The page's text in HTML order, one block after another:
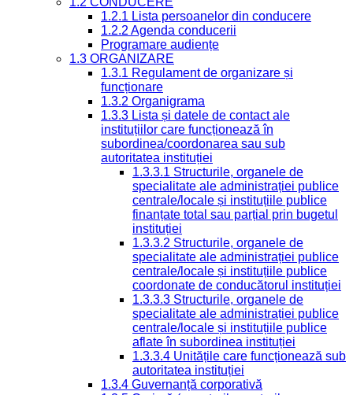
1.2.1 Lista persoanelor din conducere
1.2.2 Agenda conducerii
Programare audiențe
1.3 ORGANIZARE
1.3.1 Regulament de organizare și
funcționare
1.3.2 Organigrama
1.3.3 Lista și datele de contact ale
instituțiilor care funcționează în
subordinea/coordonarea sau sub
autoritatea instituției
1.3.3.1 Structurile, organele de
specialitate ale administrației publice
centrale/locale și instituțiile publice
finanțate total sau parțial prin bugetul
instituției
1.3.3.2 Structurile, organele de
specialitate ale administrației publice
centrale/locale și instituțiile publice
coordonate de conducătorul instituției
1.3.3.3 Structurile, organele de
specialitate ale administrației publice
centrale/locale și instituțiile publice
aflate în subordinea instituției
1.3.3.4 Unitățile care funcționează sub
autoritatea instituției
1.3.4 Guvernanță corporativă